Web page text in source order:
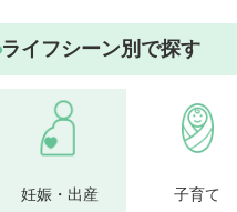
ライフシーン別で探す
妊娠・出産 子育て